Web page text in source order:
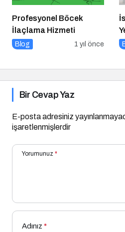
Profesyonel Böcek
İlaçlama Hizmeti
Blog 1 yıl önce
Bir Cevap Yaz
E-posta adresiniz
işaretlenmişlerdir
Yorumunuz *
Adınız *